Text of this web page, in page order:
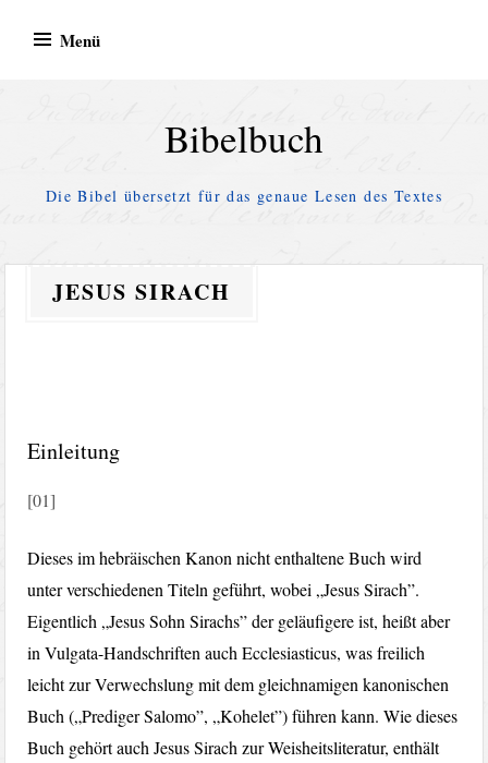
Inhalt
Menü
Bibelbuch
Die Bibel übersetzt für das genaue Lesen des Textes
JESUS SIRACH
Einleitung
[01]
Dieses im hebräischen Kanon nicht enthaltene Buch wird
unter verschiedenen Titeln geführt, wobei „Jesus Sirach”.
Eigentlich „Jesus Sohn Sirachs” der geläufigere ist, heißt aber
in Vulgata-Handschriften auch Ecclesiasticus, was freilich
leicht zur Verwechslung mit dem gleichnamigen kanonischen
Buch („Prediger Salomo”, „Kohelet”) führen kann. Wie dieses
Buch gehört auch Jesus Sirach zur Weisheitsliteratur, enthält